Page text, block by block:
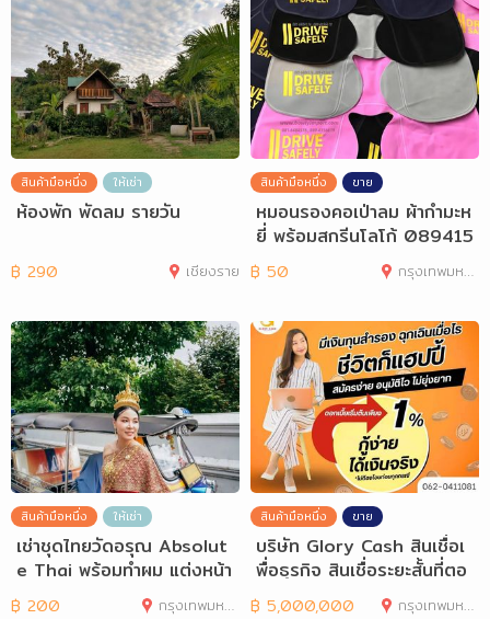
สินค้ามือหนึ่ง ให้เช่า
ห้องพัก พัดลม รายวัน
฿ 290 เชียงราย
สินค้ามือหนึ่ง ขาย
หมอนรองคอเป่าลม ผ้ากำมะห
ยี่ พร้อมสกรีนโลโก้ 089415
6619
฿ 50 กรุงเทพมหานคร
สินค้ามือหนึ่ง ให้เช่า
เช่าชุดไทยวัดอรุณ Absolut
e Thai พร้อมทำผม แต่งหน้า
และถ่ายภา
฿ 200 กรุงเทพมหานคร
สินค้ามือหนึ่ง ขาย
บริษัท Glory Cash สินเชื่อเ
พื่อธุรกิจ สินเชื่อระยะสั้นที่ตอ
฿ 5,000,000 กรุงเทพมหานคร